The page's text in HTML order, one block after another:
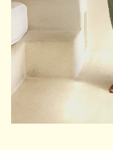
Обувь
Аксессуары
Украшения